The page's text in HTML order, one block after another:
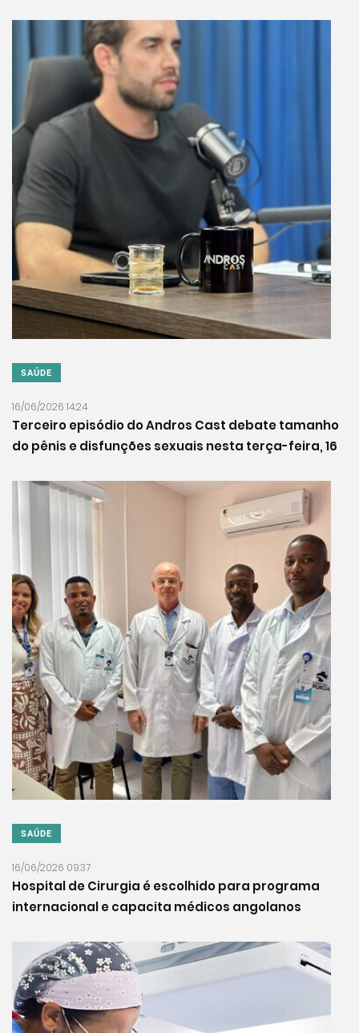
SAÚDE
16/06/2026 14:24
Terceiro episódio do Andros Cast debate tamanho
do pênis e disfunções sexuais nesta terça-feira, 16
SAÚDE
16/06/2026 09:37
Hospital de Cirurgia é escolhido para programa
internacional e capacita médicos angolanos